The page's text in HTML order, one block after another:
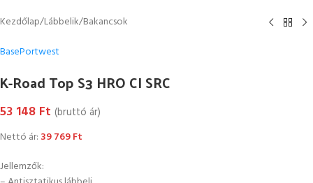
Kezdőlap/Lábbelik/Bakancsok
BasePortwest
K-Road Top S3 HRO CI SRC
53 148 Ft (bruttó ár)
Nettó ár: 39 769Ft
Jellemzők: